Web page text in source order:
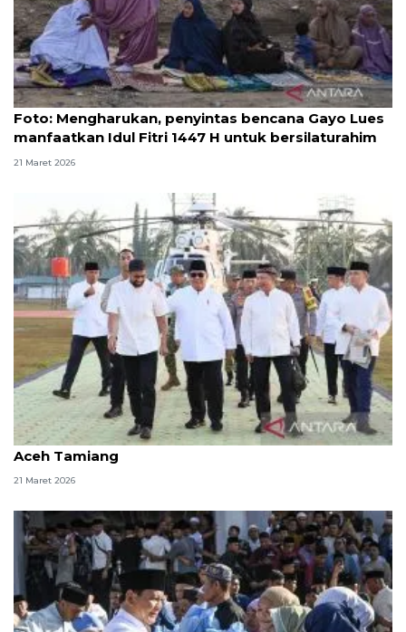
Foto
Foto: Mengharukan, penyintas bencana Gayo Lues
manfaatkan Idul Fitri 1447 H untuk bersilaturahim
21 Maret 2026
Mendagri dampingi Presiden rayakan Idul Fitri di
Aceh Tamiang
21 Maret 2026